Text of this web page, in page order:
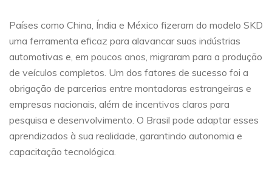
Países como China, Índia e México fizeram do modelo SKD
uma ferramenta eficaz para alavancar suas indústrias
automotivas e, em poucos anos, migraram para a produção
de veículos completos. Um dos fatores de sucesso foi a
obrigação de parcerias entre montadoras estrangeiras e
empresas nacionais, além de incentivos claros para
pesquisa e desenvolvimento. O Brasil pode adaptar esses
aprendizados à sua realidade, garantindo autonomia e
capacitação tecnológica.